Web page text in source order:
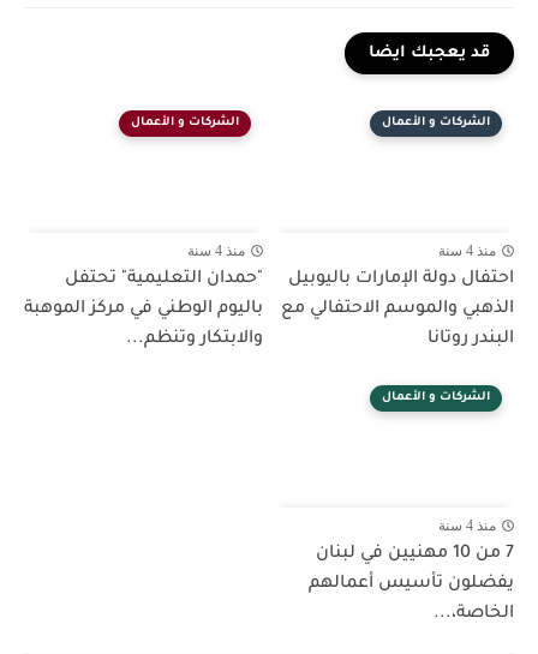
قد يعجبك ايضا
الشركات و الأعمال
منذ 4 سنة
احتفال دولة الإمارات باليوبيل
الذهبي والموسم الاحتفالي مع
البندر روتانا
الشركات و الأعمال
منذ 4 سنة
"حمدان التعليمية" تحتفل
باليوم الوطني في مركز الموهبة
والابتكار وتنظم...
الشركات و الأعمال
منذ 4 سنة
7 من 10 مهنيين في لبنان
يفضلون تأسيس أعمالهم
الخاصة،...